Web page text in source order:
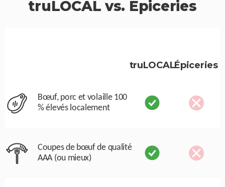
truLOCAL vs. Épiceries
truLOCALÉpiceries
Bœuf, porc et volaille 100
% élevés localement
Coupes de bœuf de qualité
AAA (ou mieux)